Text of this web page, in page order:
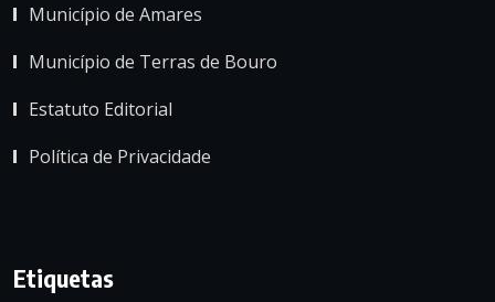
Município de Amares
Município de Terras de Bouro
Estatuto Editorial
Política de Privacidade
Etiquetas